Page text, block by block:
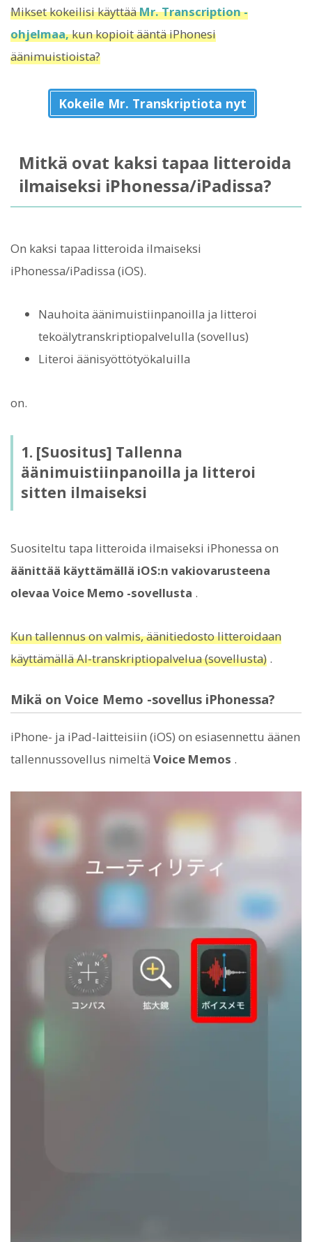
Mikset kokeilisi käyttääMr. Transcription -
ohjelmaa,kun kopioit ääntä iPhonesi
äänimuistioista?
Kokeile Mr. Transkriptiota nyt
Mitkä ovat kaksi tapaa litteroida
ilmaiseksi iPhonessa/iPadissa?
On kaksi tapaa litteroida ilmaiseksi
iPhonessa/iPadissa (iOS).
Nauhoita äänimuistiinpanoilla ja litteroi
tekoälytranskriptiopalvelulla (sovellus)
Literoi äänisyöttötyökaluilla
on.
1. [Suositus] Tallenna
äänimuistiinpanoilla ja litteroi
sitten ilmaiseksi
Suositeltu tapa litteroida ilmaiseksi iPhonessa on
äänittää käyttämällä iOS:n vakiovarusteena
olevaa Voice Memo -sovellusta .
Kun tallennus on valmis, äänitiedosto litteroidaan
käyttämällä AI-transkriptiopalvelua (sovellusta) .
Mikä on Voice Memo -sovellus iPhonessa?
iPhone- ja iPad-laitteisiin (iOS) on esiasennettu äänen
tallennussovellus nimeltä Voice Memos .